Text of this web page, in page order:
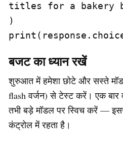
titles for a bakery
)
बजट का ध्यान रखें
शुरुआत में हमेशा छोटे और सस्ते
flash वर्जन) से टेस्ट करें। एक बार
तभी बड़े मॉडल पर स्विच करें —
कंट्रोल में रहता है।